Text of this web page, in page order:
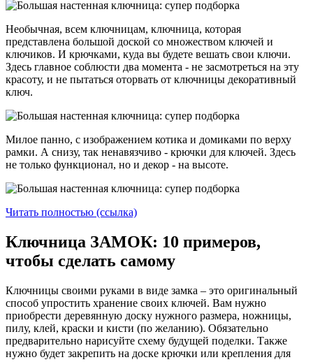
Необычная, всем ключницам, ключница, которая
представлена большой доской со множеством ключей и
ключиков. И крючками, куда вы будете вешать свои ключи.
Здесь главное соблюсти два момента - не засмотреться на эту
красоту, и не пытаться оторвать от ключницы декоративный
ключ.
Милое панно, с изображением котика и домиками по верху
рамки. А снизу, так ненавязчиво - крючки для ключей. Здесь
не только функционал, но и декор - на высоте.
Читать полностью (ссылка)
Ключница ЗАМОК: 10 примеров,
чтобы сделать самому
Ключницы своими руками в виде замка – это оригинальный
способ упростить хранение своих ключей. Вам нужно
приобрести деревянную доску нужного размера, ножницы,
пилу, клей, краски и кисти (по желанию). Обязательно
предварительно нарисуйте схему будущей поделки. Также
нужно будет закрепить на доске крючки или крепления для